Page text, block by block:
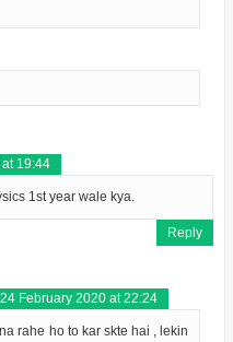
19:44
1st year wale kya.
Reply
24 February 2020 at 22:24
rahe ho to kar skte hai , lekin